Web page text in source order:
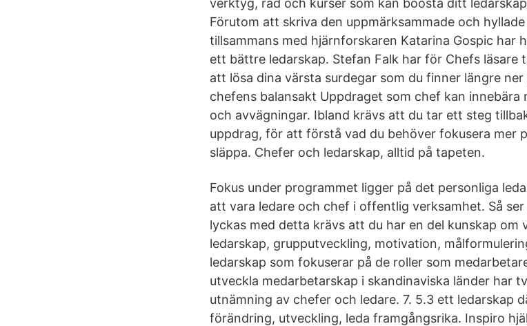
verktyg, råd och kurser som kan boosta ditt
Förutom att skriva den uppmärksammade och hyllade
tillsammans med hjärnforskaren Katarina Gospic har
ett bättre ledarskap. Stefan Falk har för Chefs
att lösa dina värsta surdegar som du finner längre
chefens balansakt Uppdraget som chef kan
och avvägningar. Ibland krävs att du tar ett steg
uppdrag, för att förstå vad du behöver fokusera mer
släppa. Chefer och ledarskap, alltid på tapeten.
Fokus under programmet ligger på det personliga
att vara ledare och chef i offentlig verksamhet. Så
lyckas med detta krävs att du har en del kunskap om
ledarskap, grupputveckling, motivation,
ledarskap som fokuserar på de roller som
utveckla medarbetarskap i skandinaviska länder har
utnämning av chefer och ledare. 7. 5.3 ett ledarskap
förändring, utveckling, leda framgångsrika. Inspiro